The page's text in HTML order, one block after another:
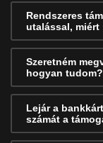
Rendszeres
utalással,
Szeretném
hogyan tudom?
Lejár a
számát a